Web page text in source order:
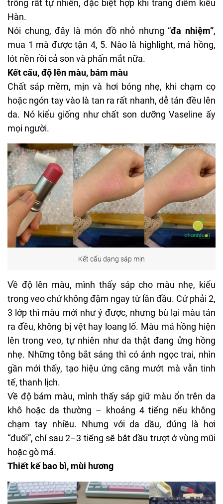
trông rất tự nhiên, đặc biệt hợp khi trang điểm kiểu
Hàn.
Nói chung, đây là món đồ nhỏ nhưng “đa nhiệm”,
mua 1 mà được tận 4, 5. Nào là highlight, má hồng,
lót nền rồi cả son và phấn mắt nữa.
Kết cấu, độ lên màu, bám màu
Chất sáp mềm, mịn và hơi bóng nhẹ, khi chạm cọ
hoặc ngón tay vào là tan ra rất nhanh, dễ tán đều lên
da. Nó kiểu giống như chất son dưỡng Vaseline ấy
mọi người.
Kết cấu dạng sáp mịn
Về độ lên màu, mình thấy sáp cho màu nhẹ, kiểu
trong veo chứ không đậm ngay từ lần đầu. Cứ phải 2,
3 lớp thì màu mới như ý được, nhưng bù lại màu tán
ra đều, không bị vệt hay loang lổ. Màu má hồng hiện
lên trong veo, tự nhiên như da thật đang ửng hồng
nhẹ. Những tông bắt sáng thì có ánh ngọc trai, nhìn
gần mới thấy, tạo hiệu ứng căng mướt mà vẫn tinh
tế, thanh lịch.
Về độ bám màu, mình thấy sáp giữ màu ổn trên da
khô hoặc da thường – khoảng 4 tiếng nếu không
chạm tay nhiều. Nhưng với da dầu, đúng là hơi
“đuối”, chỉ sau 2–3 tiếng sẽ bắt đầu trượt ở vùng mũi
hoặc gò má.
Thiết kế bao bì, mùi hương